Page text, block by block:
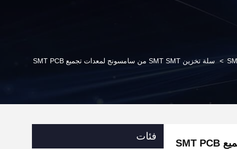
> سلة تخزين SMT SMT من سامسونج لمعدات تجميع SMT PCB
فئات